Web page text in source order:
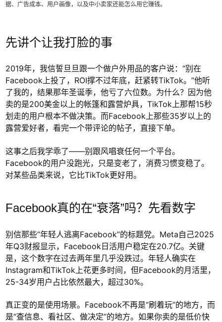
据、广告成本、用户画像，以及中小卖家还能怎么用它赚钱。
先讲个让我打脸的事
2019年，我信誓旦旦跟一个做户外用品的客户说：“别在
Facebook上投了，ROI撑不过年底，赶紧转TikTok。”他听
了我的，结果那年圣诞季，他亏了六位数。为什么？因为他
卖的是200美金以上的帐篷和露营炉具，TikTok上那帮15秒
划走的用户根本不做决策。而Facebook上那些35岁以上的
露营爱好者，看完一个带评论的帖子，直接下单。
这事之后我学乖了——别跟风唱衰任何一个平台。
Facebook的用户没跑光，只是变老了，消费习惯变稳了。
对某些品类来说，它比TikTok更好用。
Facebook真的在“衰落”吗？先看数字
别信那些“年轻人逃离Facebook”的标题党。Meta自己2025
年Q3财报显示，Facebook日活用户稳定在20.7亿。关键
是，这个数字在过去两年里几乎没跌过。年轻人确实在
Instagram和TikTok上花更多时间，但Facebook的月活里，
25-34岁用户占比依然最大，超过30%。
真正变的是使用场景。Facebook不再是“刷着玩”的地方，而
是“查信息、看社区、做决定”的地方。如果你卖的是低价快